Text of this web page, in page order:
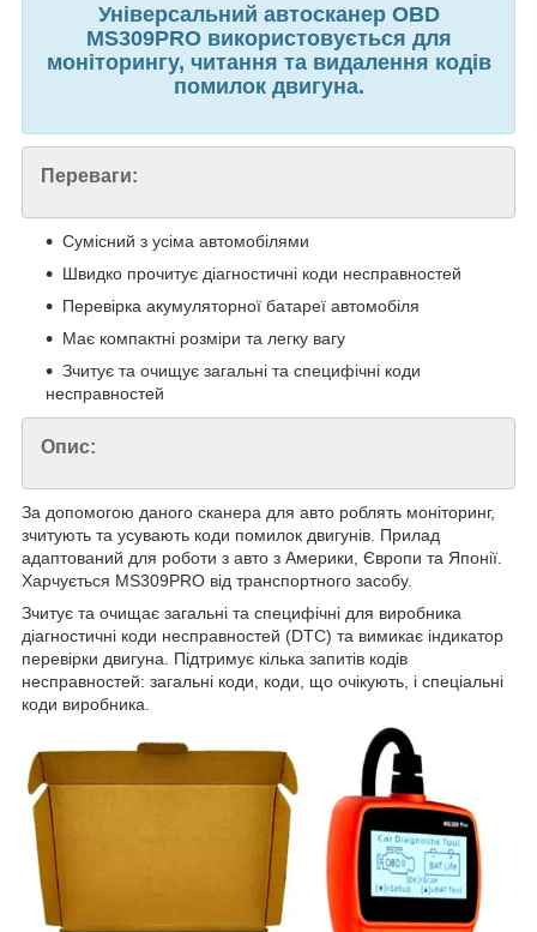
Універсальний автосканер OBD
MS309PRO використовується для
моніторингу, читання та видалення кодів
помилок двигуна.
Переваги:
Сумісний з усіма автомобілями
Швидко прочитує діагностичні коди несправностей
Перевірка акумуляторної батареї автомобіля
Має компактні розміри та легку вагу
Зчитує та очищує загальні та специфічні коди
несправностей
Опис:
За допомогою даного сканера для авто роблять моніторинг,
зчитують та усувають коди помилок двигунів. Прилад
адаптований для роботи з авто з Америки, Європи та Японії.
Харчується MS309PRO від транспортного засобу.
Зчитує та очищає загальні та специфічні для виробника
діагностичні коди несправностей (DTC) та вимикає індикатор
перевірки двигуна. Підтримує кілька запитів кодів
несправностей: загальні коди, коди, що очікують, і спеціальні
коди виробника.